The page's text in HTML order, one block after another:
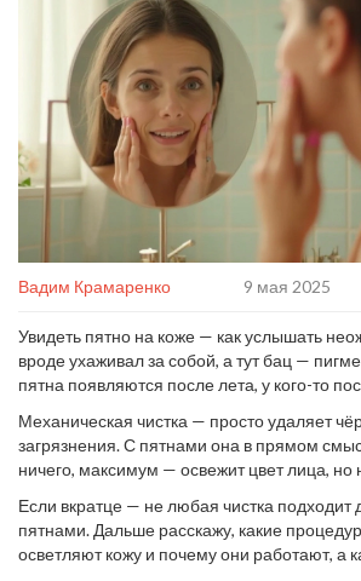
Вадим Крамаренко 9 мая 2025
Увидеть пятно на коже — как услышать
вроде ухаживал за собой, а тут бац —
пятна появляются после лета, у кого-то
обычная чистка лица — вот лёгкое
убирает пигментные пятна или только
Механическая чистка — просто удаляет
загрязнения. С пятнами она в прямом
ничего, максимум — освежит цвет лица, но
пигментацию можно только если очищение
кислотами, аппаратными методами или
не перепутать косметический салон с
Если вкратце — не любая чистка подходит
пятнами. Дальше расскажу, какие
осветляют кожу и почему они работают, а